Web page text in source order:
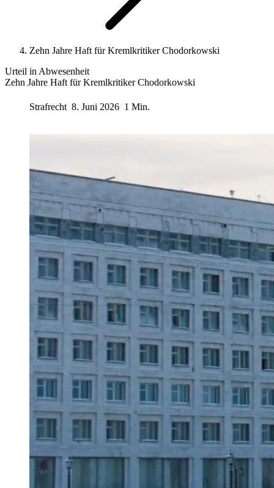
Zehn Jahre Haft für Kremlkritiker Chodorkowski
Urteil in Abwesenheit
Zehn Jahre Haft für Kremlkritiker Chodorkowski
Strafrecht 8. Juni 2026 1 Min.